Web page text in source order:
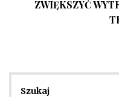
ZWIĘKSZYĆ
Szukaj